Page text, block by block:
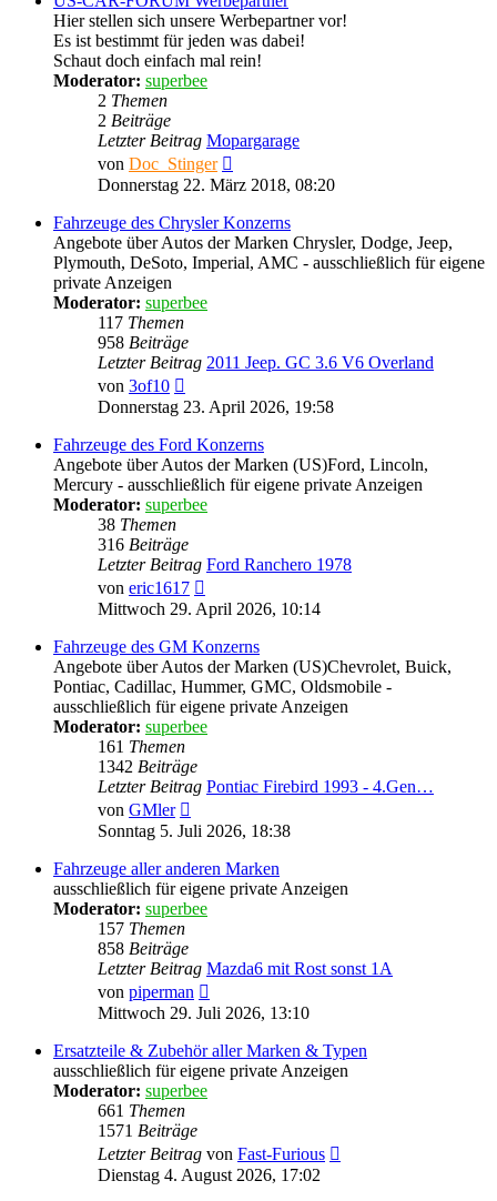
Hier stellen sich unsere Werbepartner vor!
Es ist bestimmt für jeden was dabei!
Schaut doch einfach mal rein!
Moderator: superbee
2 Themen
2 Beiträge
Letzter Beitrag Mopargarage
von Doc_Stinger
Beitrag
Donnerstag 22. März 2018, 08:20
Fahrzeuge des Chrysler Konzerns
Angebote über Autos der Marken Chrysler, Dodge, Jeep,
Plymouth, DeSoto, Imperial, AMC - ausschließlich für eigene
private Anzeigen
Moderator: superbee
117 Themen
958 Beiträge
Letzter Beitrag 2011 Jeep. GC 3.6 V6 Overland
von 3of10
Beitrag
Donnerstag 23. April 2026, 19:58
Fahrzeuge des Ford Konzerns
Angebote über Autos der Marken (US)Ford, Lincoln,
Mercury - ausschließlich für eigene private Anzeigen
Moderator: superbee
38 Themen
316 Beiträge
Letzter Beitrag Ford Ranchero 1978
von eric1617
Beitrag
Mittwoch 29. April 2026, 10:14
Fahrzeuge des GM Konzerns
Angebote über Autos der Marken (US)Chevrolet, Buick,
Pontiac, Cadillac, Hummer, GMC, Oldsmobile -
ausschließlich für eigene private Anzeigen
Moderator: superbee
161 Themen
1342 Beiträge
Letzter Beitrag Pontiac Firebird 1993 - 4.Gen…
von GMler
Beitrag
Sonntag 5. Juli 2026, 18:38
Fahrzeuge aller anderen Marken
ausschließlich für eigene private Anzeigen
Moderator: superbee
157 Themen
858 Beiträge
Letzter Beitrag Mazda6 mit Rost sonst 1A
von piperman
Beitrag
Mittwoch 29. Juli 2026, 13:10
Ersatzteile & Zubehör aller Marken & Typen
ausschließlich für eigene private Anzeigen
Moderator: superbee
661 Themen
1571 Beiträge
Letzter Beitrag von Fast-Furious
Dienstag 4. August 2026, 17:02